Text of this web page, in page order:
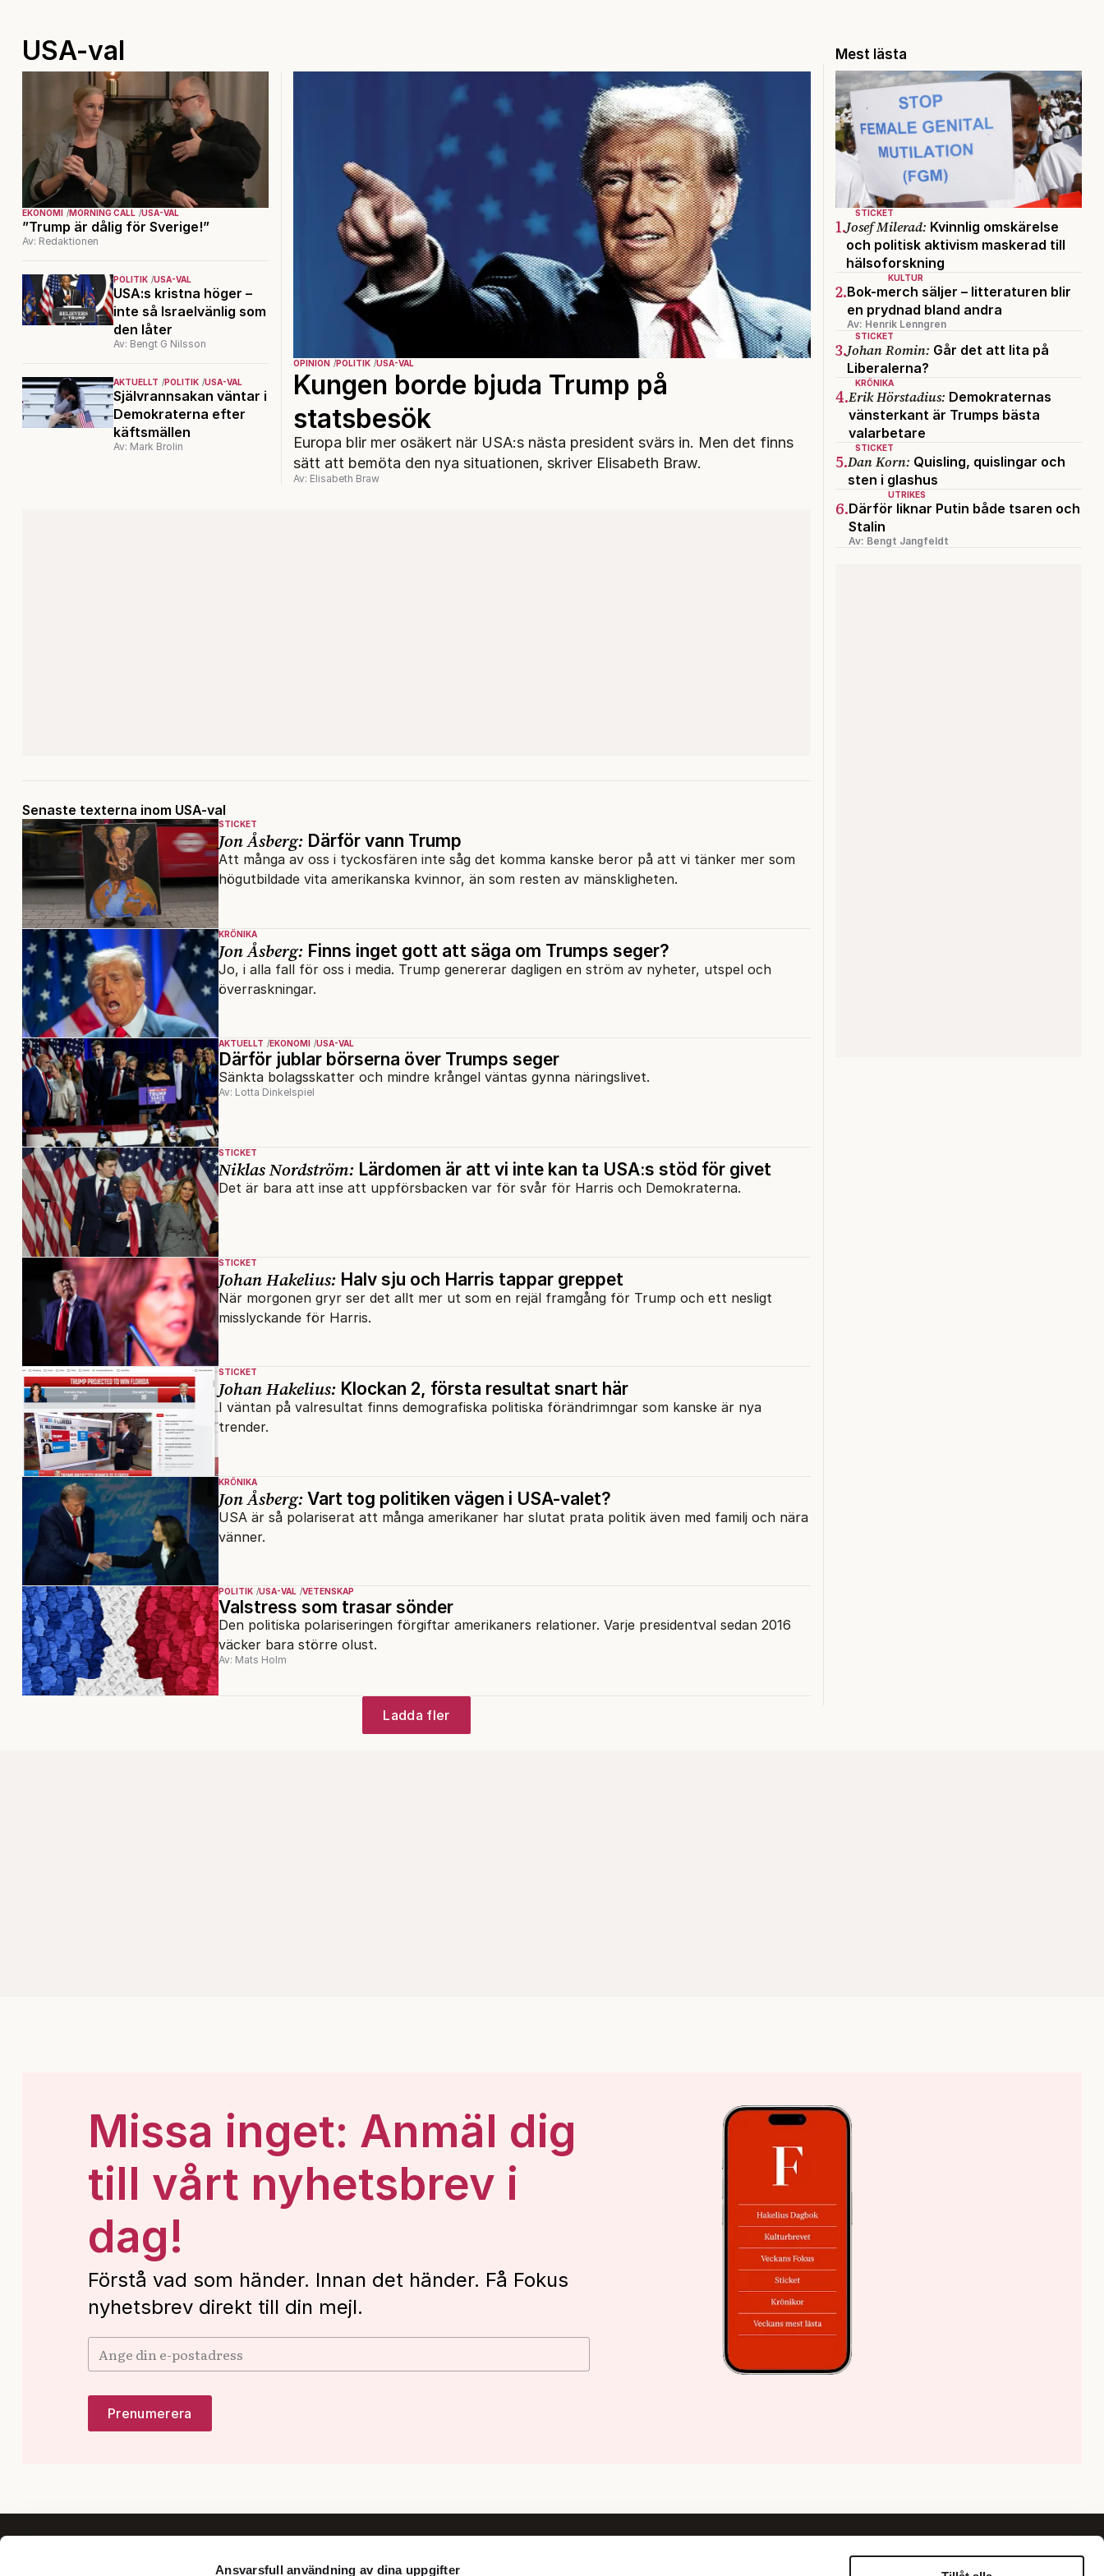
Ansvarsfull användning av dina uppgifter
USA-val
EKONOMI MORNING CALL USA-VAL
”Trump är dålig för Sverige!”
Av: Redaktionen
POLITIK USA-VAL
USA:s kristna höger –
inte så Israelvänlig som
den låter
Av: Bengt G Nilsson
AKTUELLT POLITIK USA-VAL
Självrannsakan väntar i
Demokraterna efter
käftsmällen
Av: Mark Brolin
OPINION POLITIK USA-VAL
Kungen borde bjuda Trump på
statsbesök
Europa blir mer osäkert när USA:s nästa president svärs in. Men det finns
sätt att bemöta den nya situationen, skriver Elisabeth Braw.
Av: Elisabeth Braw
Senaste texterna inom USA-val
STICKET
Jon Åsberg: Därför vann Trump
Att många av oss i tyckosfären inte såg det komma kanske beror på att vi tänker mer som
högutbildade vita amerikanska kvinnor, än som resten av mänskligheten.
KRÖNIKA
Jon Åsberg: Finns inget gott att säga om Trumps seger?
Jo, i alla fall för oss i media. Trump genererar dagligen en ström av nyheter, utspel och
överraskningar.
AKTUELLT EKONOMI USA-VAL
Därför jublar börserna över Trumps seger
Sänkta bolagsskatter och mindre krångel väntas gynna näringslivet.
Av: Lotta Dinkelspiel
STICKET
Niklas Nordström: Lärdomen är att vi inte kan ta USA:s stöd för givet
Det är bara att inse att uppförsbacken var för svår för Harris och Demokraterna.
STICKET
Johan Hakelius: Halv sju och Harris tappar greppet
När morgonen gryr ser det allt mer ut som en rejäl framgång för Trump och ett nesligt
misslyckande för Harris.
STICKET
Johan Hakelius: Klockan 2, första resultat snart här
I väntan på valresultat finns demografiska politiska förändrimngar som kanske är nya
trender.
KRÖNIKA
Jon Åsberg: Vart tog politiken vägen i USA-valet?
USA är så polariserat att många amerikaner har slutat prata politik även med familj och nära
vänner.
POLITIK USA-VAL VETENSKAP
Valstress som trasar sönder
Den politiska polariseringen förgiftar amerikaners relationer. Varje presidentval sedan 2016
väcker bara större olust.
Av: Mats Holm
Ladda fler
Mest lästa
STICKET
1.Josef Milerad: Kvinnlig omskärelse
och politisk aktivism maskerad till
hälsoforskning
KULTUR
2.Bok-merch säljer – litteraturen blir
en prydnad bland andra
Av: Henrik Lenngren
STICKET
3.Johan Romin: Går det att lita på
Liberalerna?
KRÖNIKA
4.Erik Hörstadius: Demokraternas
vänsterkant är Trumps bästa
valarbetare
STICKET
5.Dan Korn: Quisling, quislingar och
sten i glashus
UTRIKES
6.Därför liknar Putin både tsaren och
Stalin
Av: Bengt Jangfeldt
Missa inget: Anmäl dig
till vårt nyhetsbrev i
dag!
Förstå vad som händer. Innan det händer. Få Fokus
nyhetsbrev direkt till din mejl.
Information